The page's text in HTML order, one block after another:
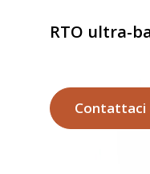
RTO ultra-
Contattaci